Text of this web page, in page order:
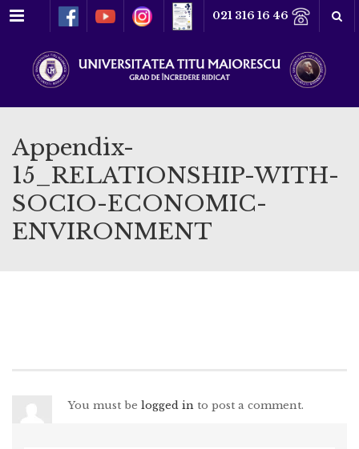
Meniu 021 316 16 46
Appendix-
15_RELATIONSHIP-WITH-
SOCIO-ECONOMIC-
ENVIRONMENT
You must be logged in to post a comment.